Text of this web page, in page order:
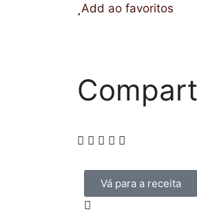
Add ao favoritos
Vá para a receita